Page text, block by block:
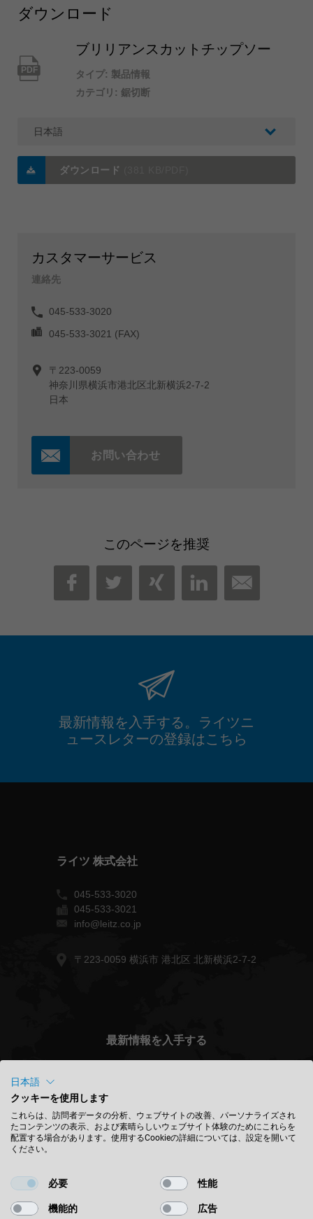
ダウンロード
PDF
ブリリアンスカットチップソー
タイプ: 製品情報
カテゴリ: 鋸切断
ダウンロード
カスタマーサービス
連絡先
045-533-3020
045-533-3021 (FAX)
〒223-0059
神奈川県横浜市港北区北新横浜2-7-2
日本
お問い合わせ
このページを推奨
FACEBOOK
TWITTER
XINGLINKEDIN
MAIL
最新情報を入手する。ライツニ
ュースレターの登録はこちら
ライツ 株式会社
045-533-3020
045-533-3021
info@leitz.co.jp
〒223-0059 横浜市 港北区 北新横浜2-7-2
最新情報を入手する
Japan (日本) - 日本語
日本語
クッキーを使用します
これらは、訪問者データの分析、ウェブサイトの改善、パーソナライズされ
たコンテンツの表示、および素晴らしいウェブサイト体験のためにこれらを
配置する場合があります。使用するCookieの詳細については、設定を開いて
ください。
必要 性能
機能的 広告